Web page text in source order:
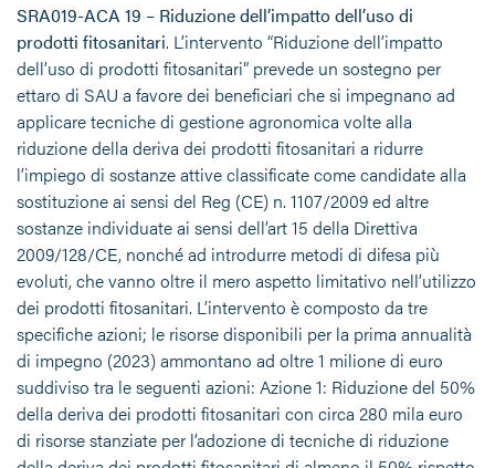
SRA019-ACA 19 – Riduzione dell’impatto dell’uso di
prodotti fitosanitari. L’intervento “Riduzione dell’impatto
dell’uso di prodotti fitosanitari” prevede un sostegno per
ettaro di SAU a favore dei beneficiari che si impegnano ad
applicare tecniche di gestione agronomica volte alla
riduzione della deriva dei prodotti fitosanitari a ridurre
l’impiego di sostanze attive classificate come candidate alla
sostituzione ai sensi del Reg (CE) n. 1107/2009 ed altre
sostanze individuate ai sensi dell’art 15 della Direttiva
2009/128/CE, nonché ad introdurre metodi di difesa più
evoluti, che vanno oltre il mero aspetto limitativo nell’utilizzo
dei prodotti fitosanitari. L’intervento è composto da tre
specifiche azioni; le risorse disponibili per la prima annualità
di impegno (2023) ammontano ad oltre 1 milione di euro
suddiviso tra le seguenti azioni: Azione 1: Riduzione del 50%
della deriva dei prodotti fitosanitari con circa 280 mila euro
di risorse stanziate per l’adozione di tecniche di riduzione